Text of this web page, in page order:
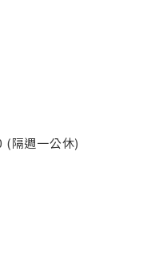
(隔週一公休)